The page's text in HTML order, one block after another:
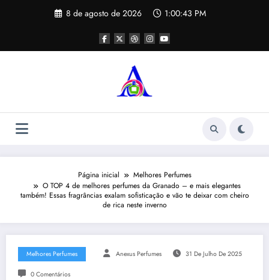
8 de agosto de 2026 1:00:44 PM
Página inicial
Melhores Perfumes
O TOP 4 de melhores perfumes da Granado – e mais elegantes
também! Essas fragrâncias exalam sofisticação e vão te deixar com cheiro
de rica neste inverno
Melhores Perfumes Anexus Perfumes 31 De Julho De 2025
0 Comentários